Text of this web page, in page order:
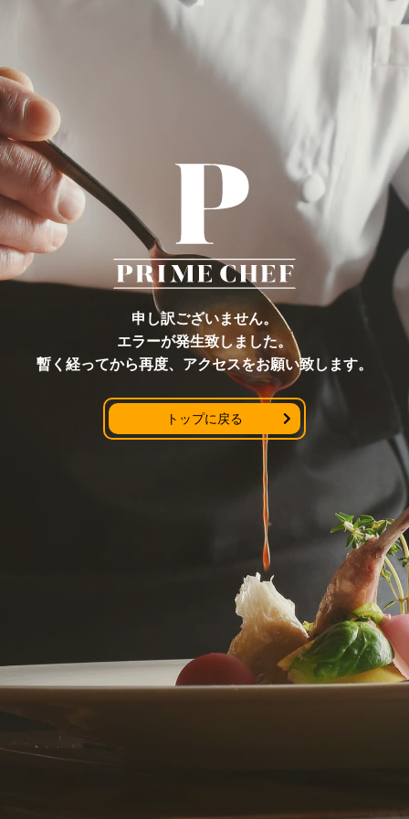
申し訳ございません。
エラーが発生致しました。
暫く経ってから再度、アクセスをお願い致します。
トップに戻る